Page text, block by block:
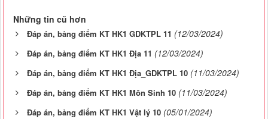
Những tin cũ hơn
Đáp án, bảng điểm KT HK1 GDKTPL 11 (12/03/2024)
Đáp án, bảng điểm KT HK1 Địa 11 (12/03/2024)
Đáp án, bảng điểm KT HK1 Địa_GDKTPL 10 (11/03/2024)
Đáp án, bảng điểm KT HK1 Môn Sinh 10 (11/03/2024)
Đáp án, bảng điểm KT HK1 Vật lý 10 (05/01/2024)